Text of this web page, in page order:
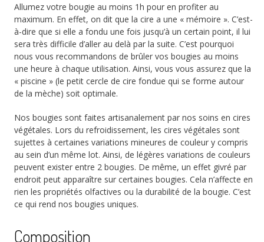
Allumez votre bougie au moins 1h pour en profiter au
maximum. En effet, on dit que la cire a une « mémoire ». C’est-
à-dire que si elle a fondu une fois jusqu’à un certain point, il lui
sera très difficile d’aller au delà par la suite. C’est pourquoi
nous vous recommandons de brûler vos bougies au moins
une heure à chaque utilisation. Ainsi, vous vous assurez que la
« piscine » (le petit cercle de cire fondue qui se forme autour
de la mèche) soit optimale.
Nos bougies sont faites artisanalement par nos soins en cires
végétales. Lors du refroidissement, les cires végétales sont
sujettes à certaines variations mineures de couleur y compris
au sein d’un même lot. Ainsi, de légères variations de couleurs
peuvent exister entre 2 bougies. De même, un effet givré par
endroit peut apparaître sur certaines bougies. Cela n’affecte en
rien les propriétés olfactives ou la durabilité de la bougie. C’est
ce qui rend nos bougies uniques.
Composition